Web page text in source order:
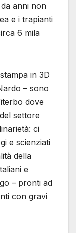
anni non
e i trapianti
6 mila
in 3D
– sono
dove
settore
ci
e scienziati
della
e
– pronti ad
con gravi